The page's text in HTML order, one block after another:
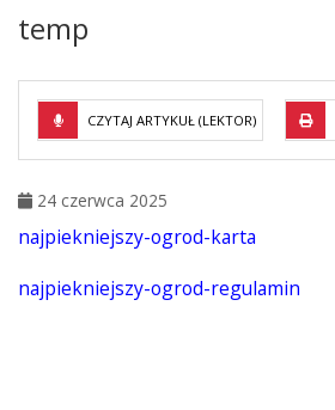
temp
CZYTAJ ARTYKUŁ (LEKTOR)
24 czerwca 2025
najpiekniejszy-ogrod-karta
najpiekniejszy-ogrod-regulamin